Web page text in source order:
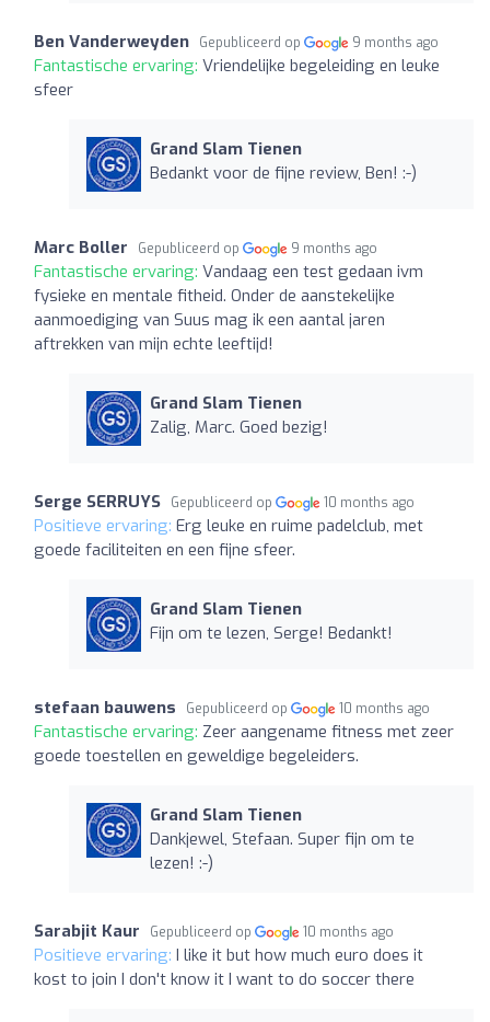
Ben Vanderweyden Gepubliceerd op 9 months ago
Fantastische ervaring: Vriendelijke begeleiding en leuke
sfeer
Grand Slam Tienen
Bedankt voor de fijne review, Ben! :-)
Marc Boller Gepubliceerd op 9 months ago
Fantastische ervaring: Vandaag een test gedaan ivm
fysieke en mentale fitheid. Onder de aanstekelijke
aanmoediging van Suus mag ik een aantal jaren
aftrekken van mijn echte leeftijd!
Grand Slam Tienen
Zalig, Marc. Goed bezig!
Serge SERRUYS Gepubliceerd op 10 months ago
Positieve ervaring: Erg leuke en ruime padelclub, met
goede faciliteiten en een fijne sfeer.
Grand Slam Tienen
Fijn om te lezen, Serge! Bedankt!
stefaan bauwens Gepubliceerd op 10 months ago
Fantastische ervaring: Zeer aangename fitness met zeer
goede toestellen en geweldige begeleiders.
Grand Slam Tienen
Dankjewel, Stefaan. Super fijn om te
lezen! :-)
Sarabjit Kaur Gepubliceerd op 10 months ago
Positieve ervaring: I like it but how much euro does it
kost to join I don't know it I want to do soccer there